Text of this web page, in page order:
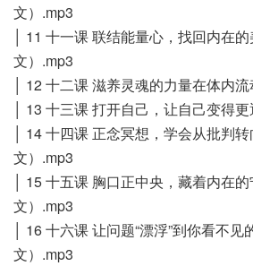
文）.mp3
│ 11 十一课 联结能量心，找回内在
文）.mp3
│ 12 十二课 滋养灵魂的力量在体内
│ 13 十三课 打开自己，让自己变得
│ 14 十四课 正念冥想，学会从批判
文）.mp3
│ 15 十五课 胸口正中央，藏着内在
文）.mp3
│ 16 十六课 让问题“漂浮”到你看不
文）.mp3